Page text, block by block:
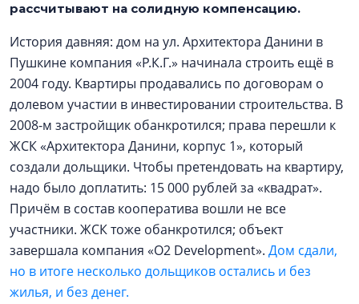
рассчитывают на солидную компенсацию.
История давняя: дом на ул. Архитектора Данини в
Пушкине компания «Р.К.Г.» начинала строить ещё в
2004 году. Квартиры продавались по договорам о
долевом участии в инвестировании строительства. В
2008-м застройщик обанкротился; права перешли к
ЖСК «Архитектора Данини, корпус 1», который
создали дольщики. Чтобы претендовать на квартиру,
надо было доплатить: 15 000 рублей за «квадрат».
Причём в состав кооператива вошли не все
участники. ЖСК тоже обанкротился; объект
завершала компания «O2 Development». Дом сдали,
но в итоге несколько дольщиков остались и без
жилья, и без денег.